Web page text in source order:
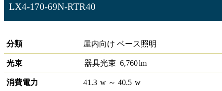
LX4-170-69N-RTR40
分類
屋内向け ベース照明
光束 器具光束 6,760lm
消費電力 41.3 w ～ 40.5 w